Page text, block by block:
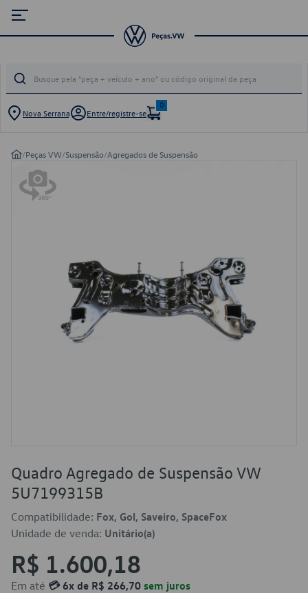
Nova Serrana Entre/registre-se
0
/Peças VW/Suspensão/Agregados de Suspensão
Quadro Agregado de Suspensão VW
5U7199315B
Compatibilidade: Fox, Gol, Saveiro, SpaceFox
Unidade de venda: Unitário(a)
R$ 1.600,18
Em até 💳 6x de R$ 266,70 sem juros